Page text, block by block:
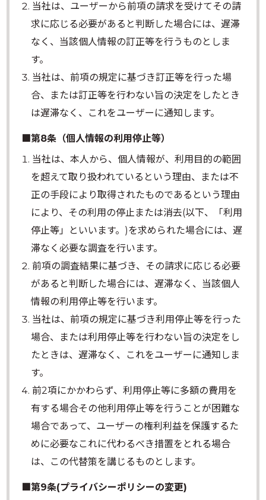
当社は、ユーザーから前項の請求を受けてその請
求に応じる必要があると判断した場合には、遅滞
なく、当該個人情報の訂正等を行うものとしま
す。
当社は、前項の規定に基づき訂正等を行った場
合、または訂正等を行わない旨の決定をしたとき
は遅滞なく、これをユーザーに通知します。
■第8条（個人情報の利用停止等）
当社は、本人から、個人情報が、利用目的の範囲
を超えて取り扱われているという理由、または不
正の手段により取得されたものであるという理由
により、その利用の停止または消去(以下、「利用
停止等」といいます。)を求められた場合には、遅
滞なく必要な調査を行います。
前項の調査結果に基づき、その請求に応じる必要
があると判断した場合には、遅滞なく、当該個人
情報の利用停止等を行います。
当社は、前項の規定に基づき利用停止等を行った
場合、または利用停止等を行わない旨の決定をし
たときは、遅滞なく、これをユーザーに通知しま
す。
前2項にかかわらず、利用停止等に多額の費用を
有する場合その他利用停止等を行うことが困難な
場合であって、ユーザーの権利利益を保護するた
めに必要なこれに代わるべき措置をとれる場合
は、この代替策を講じるものとします。
■第9条(プライバシーポリシーの変更)